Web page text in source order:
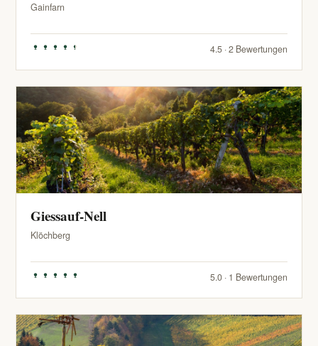
Gainfarn
4.5 · 2 Bewertungen
Giessauf-Nell
Klöchberg
5.0 · 1 Bewertungen